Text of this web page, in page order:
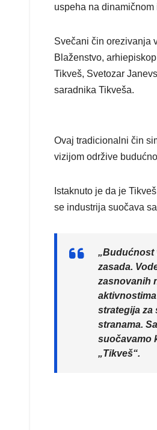
uspeha na
Svečani čin orezivanja
Blaženstvo,
Tikveš, Svetozar
saradnika Tikveša.
Ovaj tradicionalni čin
vizijom održive
Istaknuto je da je
se industrija suočava
„Budućnost
zasada.
zasnovanih
strategija za
stranama.
suočavamo
„Tikveš“.